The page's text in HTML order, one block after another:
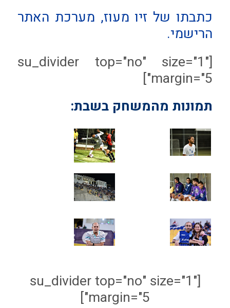
כתבתו של זיו מעוז, מערכת האתר
הרישמי.
[su_divider top="no" size="1"
margin="5"]
תמונות מהמשחק בשבת:
[su_divider top="no" size="1"
margin="5"]